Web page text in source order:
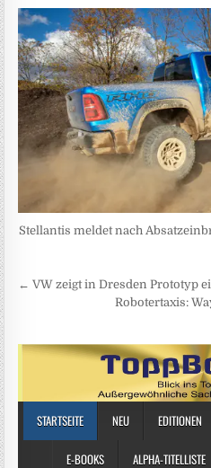
Stellantis meldet nach
← VW zeigt in Dresden Prototyp
Robotertaxis: